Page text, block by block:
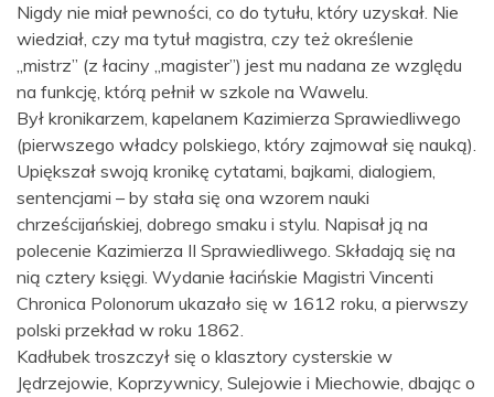
Nigdy nie miał pewności, co do tytułu, który uzyskał. Nie
wiedział, czy ma tytuł magistra, czy też określenie
„mistrz” (z łaciny „magister”) jest mu nadana ze względu
na funkcję, którą pełnił w szkole na Wawelu.
Był kronikarzem, kapelanem Kazimierza Sprawiedliwego
(pierwszego władcy polskiego, który zajmował się nauką).
Upiększał swoją kronikę cytatami, bajkami, dialogiem,
sentencjami – by stała się ona wzorem nauki
chrześcijańskiej, dobrego smaku i stylu. Napisał ją na
polecenie Kazimierza II Sprawiedliwego. Składają się na
nią cztery księgi. Wydanie łacińskie Magistri Vincenti
Chronica Polonorum ukazało się w 1612 roku, a pierwszy
polski przekład w roku 1862.
Kadłubek troszczył się o klasztory cysterskie w
Jędrzejowie, Koprzywnicy, Sulejowie i Miechowie, dbając o